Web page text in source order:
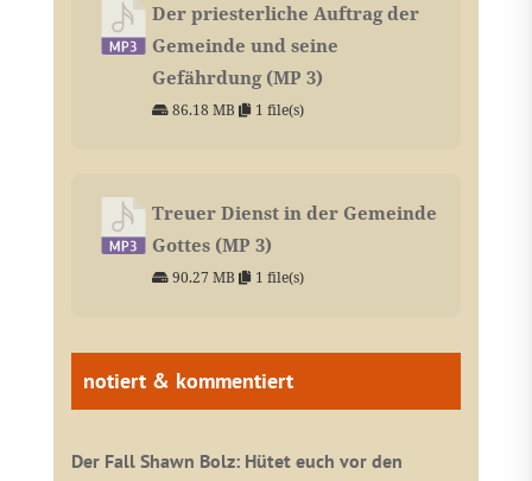
Der priesterliche Auftrag der
Gemeinde und seine
Gefährdung (MP 3)
86.18 MB 1 file(s)
Treuer Dienst in der Gemeinde
Gottes (MP 3)
90.27 MB 1 file(s)
notiert & kommentiert
Der Fall Shawn Bolz: Hütet euch vor den